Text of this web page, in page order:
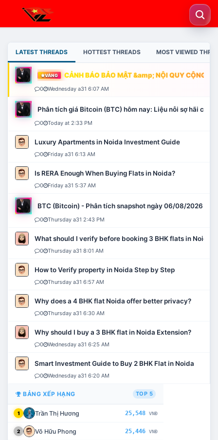
LATEST THREADS HOTTEST THREADS MOST VIEWED
VÀNG CẢNH BÁO BẢO MẬT &amp; NỘI QUY CỘNG
0 Wednesday a31 6:07 AM
Phân tích giá Bitcoin (BTC) hôm nay: Liệu nỗi sợ hãi có
0 Today at 2:33 PM
Luxury Apartments in Noida Investment Guide
0 Friday a31 6:13 AM
Is RERA Enough When Buying Flats in Noida?
0 Friday a31 5:37 AM
BTC (Bitcoin) - Phân tích snapshot ngày 06/08/2026
0 Thursday a31 2:43 PM
What should I verify before booking 3 BHK flats in Noida?
0 Thursday a31 8:01 AM
How to Verify property in Noida Step by Step
0 Thursday a31 6:57 AM
Why does a 4 BHK flat Noida offer better privacy?
0 Thursday a31 6:30 AM
Why should I buy a 3 BHK flat in Noida Extension?
0 Wednesday a31 6:25 AM
Smart Investment Guide to Buy 2 BHK Flat in Noida
0 Wednesday a31 6:20 AM
BẢNG XẾP HẠNG TOP 5
1 Trần Thị Hương 25,548 VNĐ
2 Võ Hữu Phong 25,446 VNĐ